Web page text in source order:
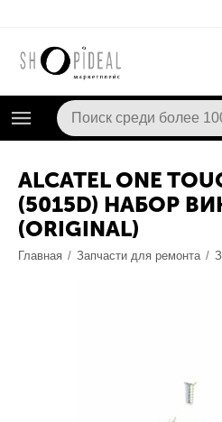
ALCATEL ONE
(5015D) НАБОР
(ORIGINAL)
Главная / Запчасти для ремонта /